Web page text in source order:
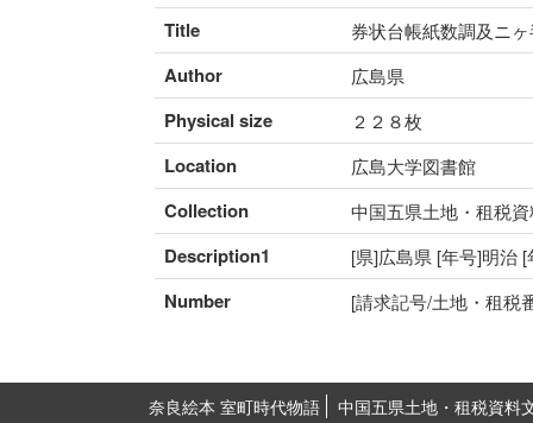
Title 券状台帳紙数調及ニ
Author 広島県
Physical size ２２８枚
Location 広島大学図書館
Collection 中国五県土地・租税
Description1 [県]広島県 [年号]明治
Number [請求記号/土地・租税
奈良絵本 室町時代物語 中国五県土地・租税資料